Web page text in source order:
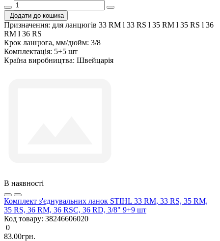
Додати до кошика
Призначення: для ланцюгів 33 RM l 33 RS l 35 RM l 35 RS l 36
RM l 36 RS
Крок ланцюга, мм/дюйм: 3/8
Комплектація: 5+5 шт
Країна виробництва: Швейцарія
В наявності
Комплект з'єднувальних ланок STIHL 33 RM, 33 RS, 35 RM,
35 RS, 36 RM, 36 RSС, 36 RD, 3/8" 9+9 шт
Код товару: 38246606020
0
83.00грн.